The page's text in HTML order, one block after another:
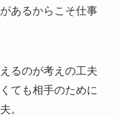
あるからこそ仕事
るのが考えの工夫
ても相手のために
。